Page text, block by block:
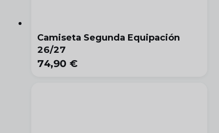
Camiseta Segunda Equipación
26/27
74,90 €